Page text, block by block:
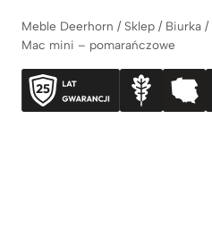
Meble Deerhorn / Sklep / Biurka /
Mac mini – pomarańczowe